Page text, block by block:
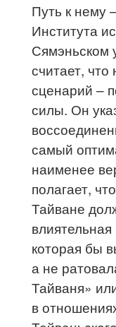
Путь к нему
Института
Сямэньском
считает,
сценарий –
силы. Он
самый
наименее
полагает,
Тайване
которая бы
а не
Тайваня»
в